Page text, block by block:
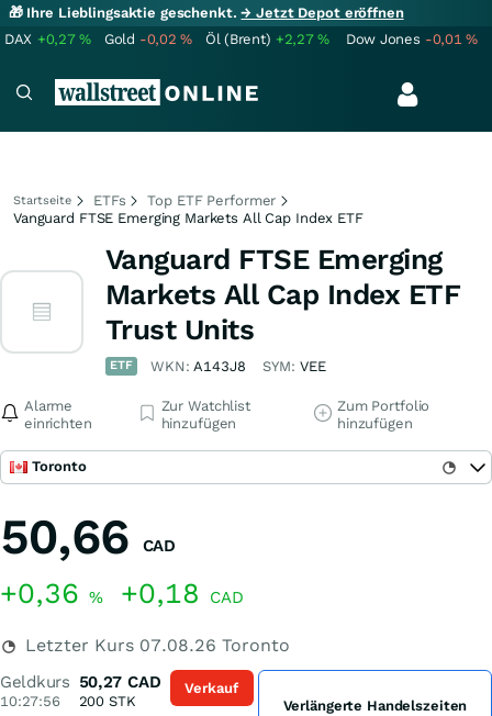
🎁 Ihre Lieblingsaktie geschenkt.→ Jetzt Depot eröffnen
DAX +0,27% Gold -0,02% Öl (Brent) +2,27% Dow Jones -0,01%
Startseite ETFs
Top ETF Performer
Vanguard FTSE Emerging Markets All Cap Index ETF
Vanguard FTSE Emerging
Markets All Cap Index ETF
Trust Units
ETF WKN:A143J8 SYM: VEE
Alarme
einrichten
Zur Watchlist
hinzufügen
Zum Portfolio
hinzufügen
Toronto
50,66 CAD
+0,36 % +0,18 CAD
Letzter Kurs 07.08.26 Toronto
Geldkurs
10:27:56
50,27 CAD
200 STK
Verkauf
Verlängerte Handelszeiten